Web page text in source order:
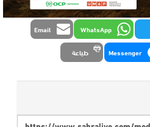
WhatsApp
Email
Messenger طباعة